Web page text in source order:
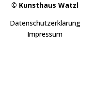
© Kunsthaus Watzl
Datenschutzerklärung
Impressum